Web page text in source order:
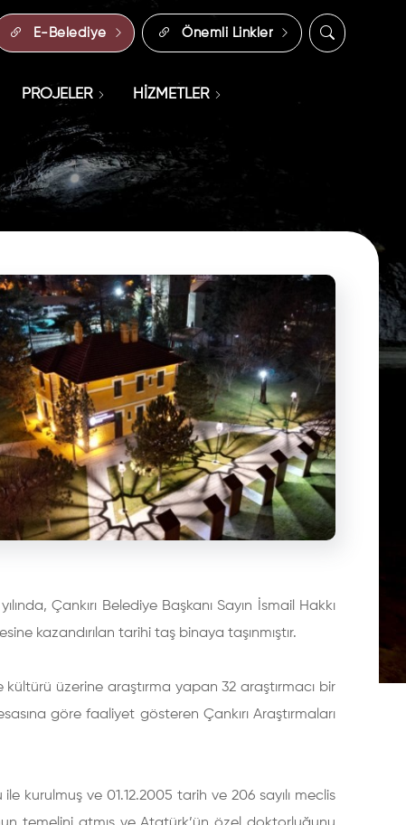
E-Belediye Önemli Linkler
PROJELER HİZMETLER
Çankırı Belediye Başkanı Sayın İsmail Hakkı
kazandırılan tarihi taş binaya taşınmıştır.
üzerine araştırma yapan 32 araştırmacı bir
göre faaliyet gösteren Çankırı Araştırmaları
kurulmuş ve 01.12.2005 tarih ve 206 sayılı meclis